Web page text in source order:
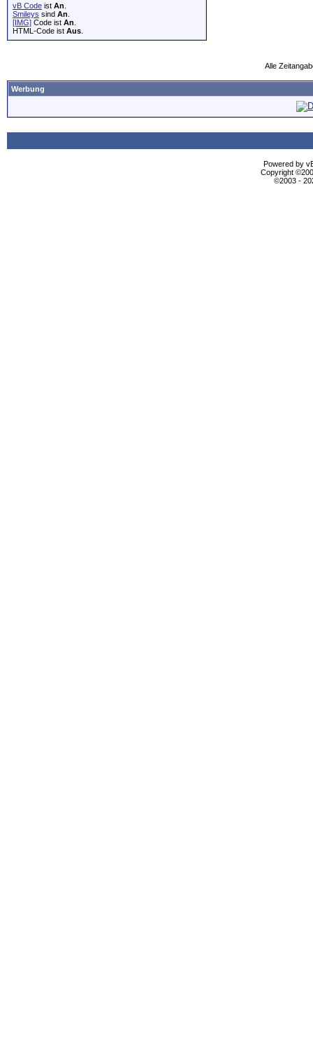
vB Code ist An
Smileys sind An
[IMG] Code ist An
HTML-Code ist Aus
Alle
Werbung
Powered by
Copyright
©2003 -